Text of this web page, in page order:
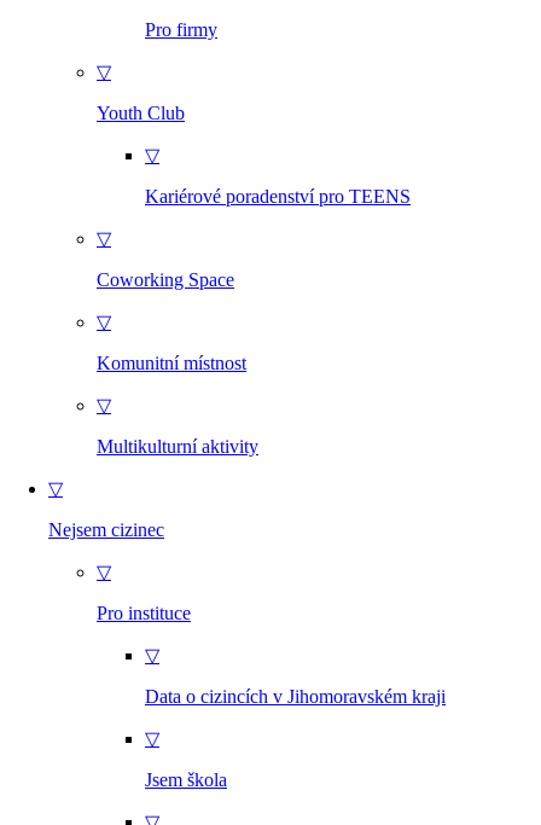
Pro firmy
▽
Youth Club
▽
Kariérové poradenství pro TEENS
▽
Coworking Space
▽
Komunitní místnost
▽
Multikulturní aktivity
▽
Nejsem cizinec
▽
Pro instituce
▽
Data o cizincích v Jihomoravském kraji
▽
Jsem škola